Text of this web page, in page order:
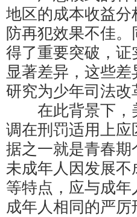
地区的成本收益
防再犯效果不佳
得了重要突破，
显著差异，这些
研究为少年司法
在此背景下，
调在刑罚适用上
据之一就是青春
未成年人因发展
等特点，应与成
成年人相同的严厉